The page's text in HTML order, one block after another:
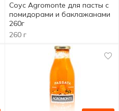
Соус Agromonte для пасты с
помидорами и баклажанами
260г
260 г